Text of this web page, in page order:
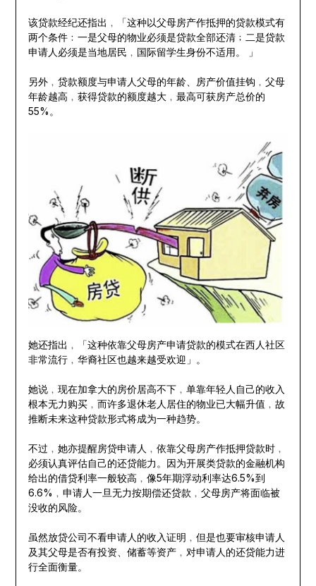
该贷款经纪还指出﹐「这种以父母房产作抵押的贷款模式有
两个条件﹕一是父母的物业必须是贷款全部还清﹔二是贷款
申请人必须是当地居民﹐国际留学生身份不适用。 」
另外﹐贷款额度与申请人父母的年龄、房产价值挂钩﹐父母
年龄越高﹐获得贷款的额度越大﹐最高可获房产总价的
55%。
她还指出﹐「这种依靠父母房产申请贷款的模式在西人社区
非常流行﹐华裔社区也越来越受欢迎」。
她说﹐现在加拿大的房价居高不下﹐单靠年轻人自己的收入
根本无力购买﹐而许多退休老人居住的物业已大幅升值﹐故
推断未来这种贷款形式将成为一种趋势。
不过﹐她亦提醒房贷申请人﹐依靠父母房产作抵押贷款时﹐
必须认真评估自己的还贷能力。因为开展类贷款的金融机构
给出的借贷利率一般较高﹐像5年期浮动利率达6.5%到
6.6%﹐申请人一旦无力按期偿还贷款﹐父母房产将面临被
没收的风险。
虽然放贷公司不看申请人的收入证明﹐但是也要审核申请人
及其父母是否有投资、储蓄等资产﹐对申请人的还贷能力进
行全面衡量。